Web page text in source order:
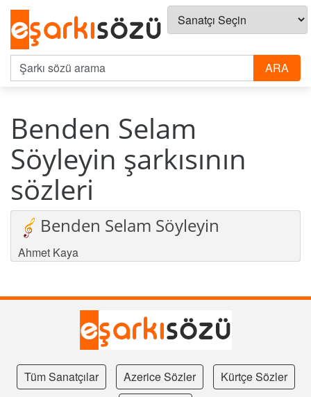
Benden Selam
Söyleyin şarkısının
sözleri
Benden Selam Söyleyin
Ahmet Kaya
Tüm Sanatçılar Azerice Sözler
Kürtçe Sözler